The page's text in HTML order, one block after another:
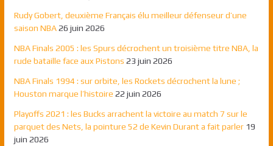
Rudy Gobert, deuxième Français élu meilleur défenseur d’une
saison NBA 26 juin 2026
NBA Finals 2005 : les Spurs décrochent un troisième titre NBA, la
rude bataille face aux Pistons 23 juin 2026
NBA Finals 1994 : sur orbite, les Rockets décrochent la lune ;
Houston marque l’histoire 22 juin 2026
Playoffs 2021 : les Bucks arrachent la victoire au match 7 sur le
parquet des Nets, la pointure 52 de Kevin Durant a fait parler 19
juin 2026